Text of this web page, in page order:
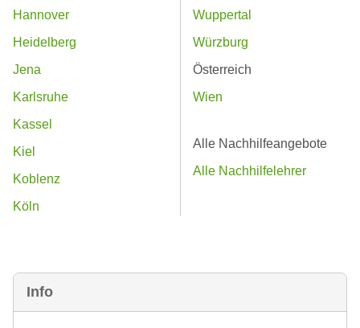
Info
Hannover
Heidelberg
Jena
Karlsruhe
Kassel
Kiel
Koblenz
Köln
Wuppertal
Würzburg
Österreich
Wien
Alle Nachhilfeangebote
Alle Nachhilfelehrer